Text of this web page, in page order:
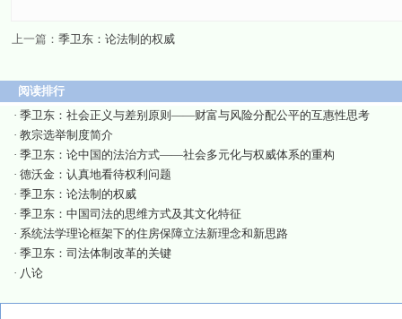
上一篇： 季卫东：论法制的权威
阅读排行
· 季卫东：社会正义与差别原则——财富与风险分配公平的互惠性思考
· 教宗选举制度简介
· 季卫东：论中国的法治方式——社会多元化与权威体系的重构
· 德沃金：认真地看待权利问题
· 季卫东：论法制的权威
· 季卫东：中国司法的思维方式及其文化特征
· 系统法学理论框架下的住房保障立法新理念和新思路
· 季卫东：司法体制改革的关键
· 八论